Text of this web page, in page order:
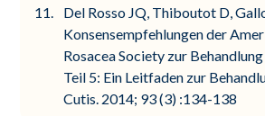
Del Rosso JQ, Thiboutot D,
Konsensempfehlungen der
Rosacea Society zur
Teil 5: Ein Leitfaden zur
Cutis. 2014; 93 (3) :134-138